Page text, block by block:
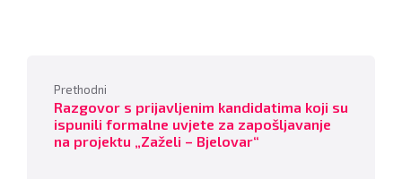
Prethodni
Razgovor s prijavljenim kandidatima koji su
ispunili formalne uvjete za zapošljavanje
na projektu „Zaželi – Bjelovar“